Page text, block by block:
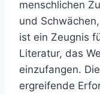
menschlichen
und
ist ein Zeugnis
Literatur, das
einzufangen.
ergreifende